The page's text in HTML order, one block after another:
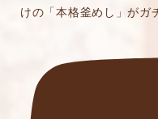
けの「本格釜めし」がガ